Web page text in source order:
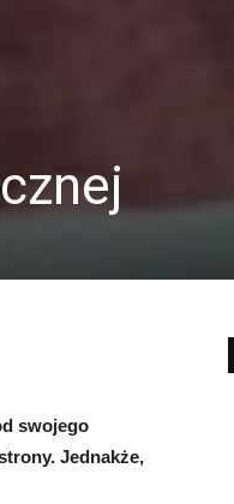
swojego
Jednakże,